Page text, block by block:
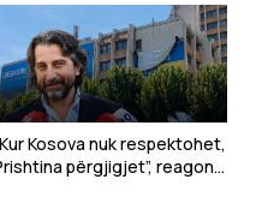
Kosova nuk respektohet,
përgjigjet”, reagon